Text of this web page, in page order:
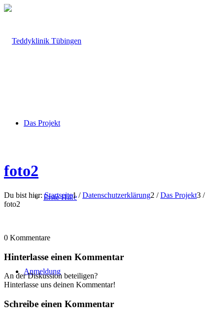
Das Projekt
Erste Hilfe
Anmeldung
foto2
Du bist hier: Startseite1 / Datenschutzerklärung2 / Das Projekt3 /
foto2
0 Kommentare
Hinterlasse einen Kommentar
An der Diskussion beteiligen?
Hinterlasse uns deinen Kommentar!
Schreibe einen Kommentar